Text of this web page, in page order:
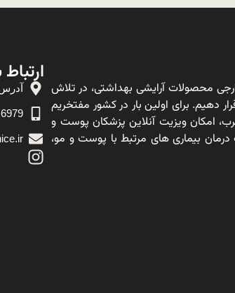
محصولات آرایشی بهداشتی، در تلاش
دهیم. برای اولین بار در کشور مفتخریم
امکان ویزیت آنلاین پزشکان پوست و
درمان بیماری های مرتبط با پوست و مو،
ارتباط
آدرس
6979 874 0933 (فقط پیام دهید)